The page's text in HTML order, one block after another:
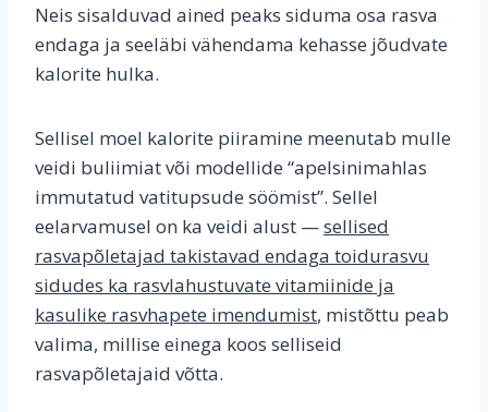
Neis sisalduvad ained peaks siduma osa rasva
endaga ja seeläbi vähendama kehasse jõudvate
kalorite hulka.
Sellisel moel kalorite piiramine meenutab mulle
veidi buliimiat või modellide “apelsinimahlas
immutatud vatitupsude söömist”. Sellel
eelarvamusel on ka veidi alust —sellised
rasvapõletajad takistavad endaga toidurasvu
sidudes ka rasvlahustuvate vitamiinide ja
kasulike rasvhapete imendumist, mistõttu peab
valima, millise einega koos selliseid
rasvapõletajaid võtta.